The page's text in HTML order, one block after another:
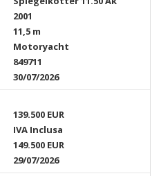
2001
11,5 m
Motoryacht
849711
30/07/2026
139.500 EUR
IVA Inclusa
149.500 EUR
29/07/2026